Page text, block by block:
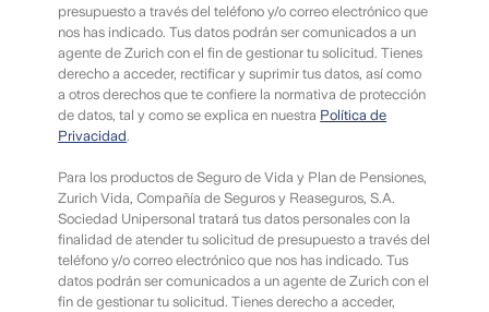
presupuesto a través del teléfono y/o correo electrónico que
nos has indicado. Tus datos podrán ser comunicados a un
agente de Zurich con el fin de gestionar tu solicitud. Tienes
derecho a acceder, rectificar y suprimir tus datos, así como
a otros derechos que te confiere la normativa de protección
de datos, tal y como se explica en nuestra Política de
Privacidad.
Para los productos de Seguro de Vida y Plan de Pensiones,
Zurich Vida, Compañía de Seguros y Reaseguros, S.A.
Sociedad Unipersonal tratará tus datos personales con la
finalidad de atender tu solicitud de presupuesto a través del
teléfono y/o correo electrónico que nos has indicado. Tus
datos podrán ser comunicados a un agente de Zurich con el
fin de gestionar tu solicitud. Tienes derecho a acceder,